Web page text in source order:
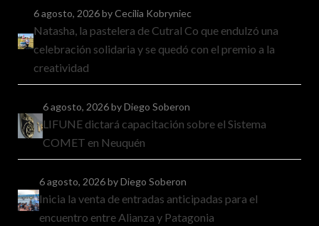
6 agosto, 2026by Cecilia Kobryniec
Natasha, la pastelera de Cutral Co que endulzó una
celebración solidaria y se quedó con el premio a la
creatividad
6 agosto, 2026by Diego Soberon
LIFUNE dictará capacitación sobre el Sistema
COMET en Neuquén
6 agosto, 2026by Diego Soberon
Inicia la venta de entradas anticipadas para el
encuentro entre Alianza y Patagonia